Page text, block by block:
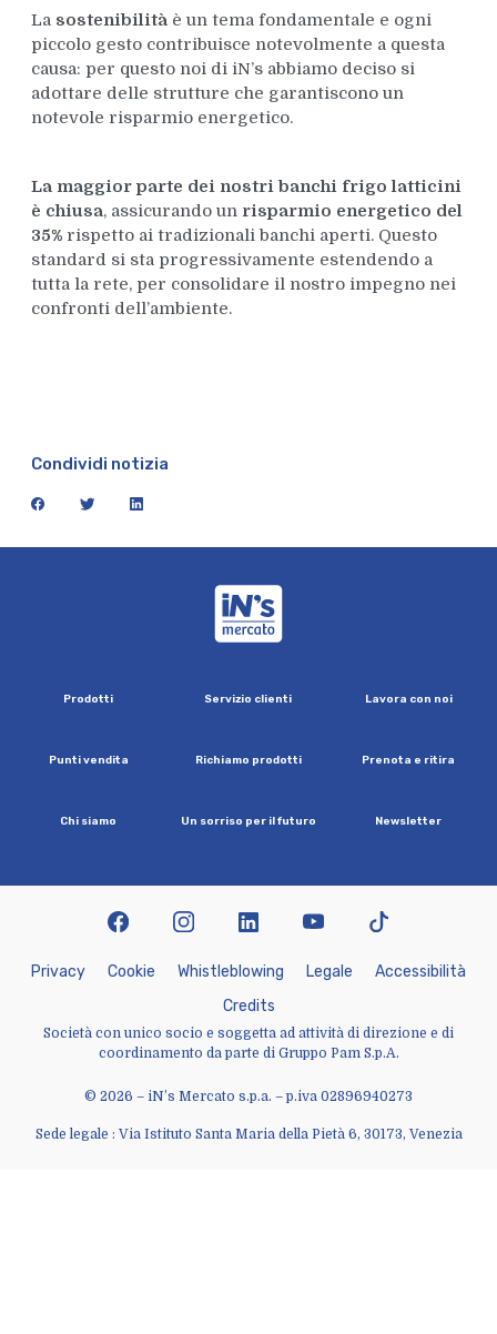
La sostenibilitàè un tema fondamentale e ogni
piccolo gesto contribuisce notevolmente a questa
causa: per questo noi di iN’s abbiamo deciso si
adottare delle strutture che garantiscono un
notevole risparmio energetico.
La maggior parte dei nostri banchi frigo latticini
è chiusa, assicurando un risparmio energetico del
35%rispetto ai tradizionali banchi aperti. Questo
standard si sta progressivamente estendendo a
tutta la rete, per consolidare il nostro impegno nei
confronti dell’ambiente.
Condividi notizia
facebook twitter linkedin
Prodotti Servizio clienti Lavora con noi
Puntivendita Richiamo prodotti Prenota e ritira
Chi siamo Un sorriso per ilfuturo Newsletter
© 2026 – iN’s Mercato s.p.a. – p.iva 02896940273
Sede legale : Via Istituto Santa Maria della Pietà 6, 30173, Venezia
Privacy Cookie Whist eb owing Lega e Accessibi ità
Credits
Società con unico socio e soggetta ad attività di direzione e di
coordinamento da parte di Gruppo Pam S.p.A.
facebookinstagramlinkedin youtubetiktok